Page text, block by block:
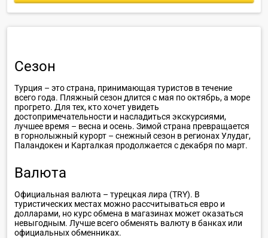
Сезон
Турция – это страна, принимающая туристов в течение
всего года. Пляжный сезон длится с мая по октябрь, а море
прогрето. Для тех, кто хочет увидеть
достопримечательности и насладиться экскурсиями,
лучшее время – весна и осень. Зимой страна превращается
в горнолыжный курорт – снежный сезон в регионах Улудаг,
Паландокен и Карталкая продолжается с декабря по март.
Валюта
Официальная валюта – турецкая лира (TRY). В
туристических местах можно рассчитываться евро и
долларами, но курс обмена в магазинах может оказаться
невыгодным. Лучше всего обменять валюту в банках или
официальных обменниках.